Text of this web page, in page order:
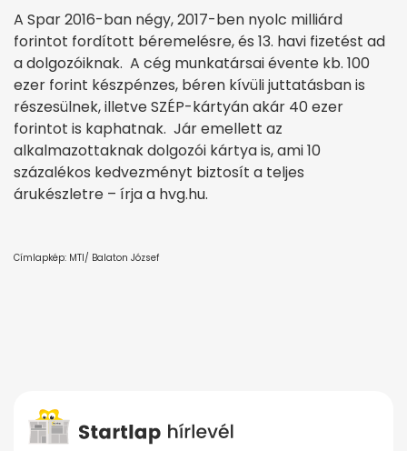
A Spar 2016-ban négy, 2017-ben nyolc milliárd
forintot fordított béremelésre, és 13. havi fizetést ad
a dolgozóiknak. A cég munkatársai évente kb. 100
ezer forint készpénzes, béren kívüli juttatásban is
részesülnek, illetve SZÉP-kártyán akár 40 ezer
forintot is kaphatnak. Jár emellett az
alkalmazottaknak dolgozói kártya is, ami 10
százalékos kedvezményt biztosít a teljes
árukészletre – írja a hvg.hu.
Címlapkép: MTI/ Balaton József